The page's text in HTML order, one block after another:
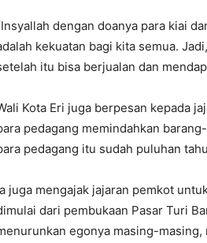
dengan doanya para kiai
kekuatan bagi kita semua.
itu bisa berjualan dan
Kota Eri juga berpesan kepada
pedagang memindahkan
pedagang itu sudah puluhan
juga mengajak jajaran pemkot
dari pembukaan Pasar Turi
egonya masing-